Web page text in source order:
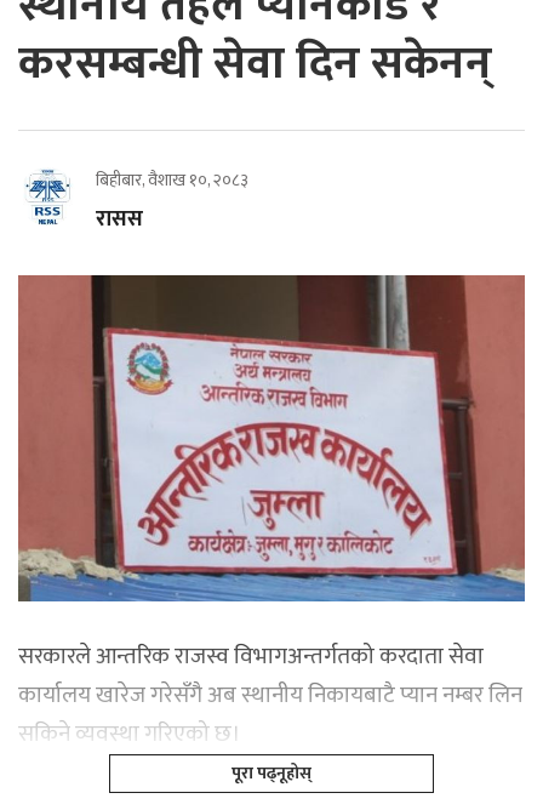
करसम्बन्धी सेवा दिन सकेनन्
बिहीबार, वैशाख १०, २०८३
रासस
सरकारले आन्तरिक राजस्व विभागअन्तर्गतको करदाता सेवा
कार्यालय खारेज गरेसँगै अब स्थानीय निकायबाटै प्यान नम्बर लिन
सकिने व्यवस्था गरिएको छ।
पूरा पढ्नूहोस्